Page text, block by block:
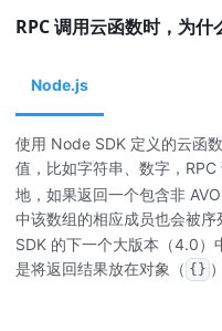
RPC 调用云函数时，为
Node.js
使用 Node SDK 定义的云函
值，比如字符串、数字，
地，如果返回一个包含非
中该数组的相应成员也会被序
SDK 的下一个大版本（4.0）
是将返回结果放在对象（ {}